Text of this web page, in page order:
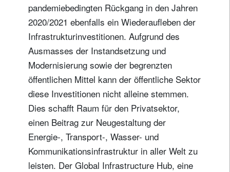
pandemiebedingten Rückgang in den Jahren
2020/2021 ebenfalls ein Wiederaufleben der
Infrastrukturinvestitionen. Aufgrund des
Ausmasses der Instandsetzung und
Modernisierung sowie der begrenzten
öffentlichen Mittel kann der öffentliche Sektor
diese Investitionen nicht alleine stemmen.
Dies schafft Raum für den Privatsektor,
einen Beitrag zur Neugestaltung der
Energie-, Transport-, Wasser- und
Kommunikationsinfrastruktur in aller Welt zu
leisten. Der Global Infrastructure Hub, eine